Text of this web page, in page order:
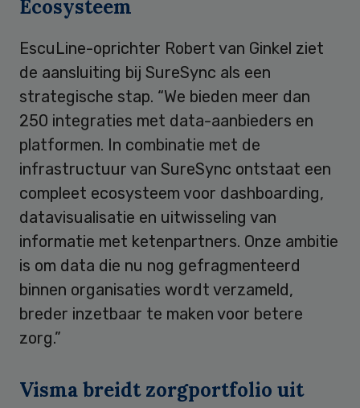
Ecosysteem
EscuLine-oprichter Robert van Ginkel ziet
de aansluiting bij SureSync als een
strategische stap. “We bieden meer dan
250 integraties met data-aanbieders en
platformen. In combinatie met de
infrastructuur van SureSync ontstaat een
compleet ecosysteem voor dashboarding,
datavisualisatie en uitwisseling van
informatie met ketenpartners. Onze ambitie
is om data die nu nog gefragmenteerd
binnen organisaties wordt verzameld,
breder inzetbaar te maken voor betere
zorg.”
Visma breidt zorgportfolio uit